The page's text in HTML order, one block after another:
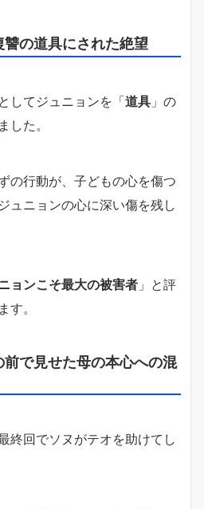
の道具にされた絶望
してジュニョンを「道具 」の
した。
の行動が、子どもの心を傷つ
ニョンの心に深い傷を残し
ョンこそ最大の被害者 」と評
す。
で見せた母の本心への混
終回でソヌがテオを助けてし